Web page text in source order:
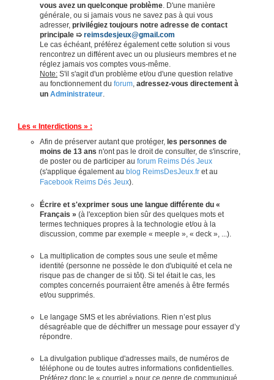
vous avez un quelconque problème . D'une manière
générale, ou si jamais vous ne savez pas à qui vous
adresser, privilégiez toujours notre adresse de contact
principale ➯ reimsdesjeux@gmail.com
Le cas échéant, préférez également cette solution si vous
rencontrez un différent avec un ou plusieurs membres et ne
réglez jamais vos comptes vous-même.
Note: S'il s'agit d'un problème et/ou d'une question relative
au fonctionnement du forum adressez-vous directement à
un Administrateur
Les « Interdictions » :
Afin de préserver autant que protéger, les personnes de
moins de 13 ans n'ont pas le droit de consulter, de s'inscrire,
de poster ou de participer au forum Reims Dés Jeux
(s'applique également au blog ReimsDesJeux.fr et au
Facebook Reims Dés Jeux).
Écrire et s'exprimer sous une langue différente du «
Français » (à l'exception bien sûr des quelques mots et
termes techniques propres à la technologie et/ou à la
discussion, comme par exemple « meeple », « deck », ...).
La multiplication de comptes sous une seule et même
identité (personne ne possède le don d'ubiquité et cela ne
risque pas de changer de si tôt). Si tel était le cas, les
comptes concernés pourraient être amenés à être fermés
et/ou supprimés.
Le langage SMS et les abréviations. Rien n’est plus
désagréable que de déchiffrer un message pour essayer d’y
répondre.
La divulgation publique d'adresses mails, de numéros de
téléphone ou de toutes autres informations confidentielles.